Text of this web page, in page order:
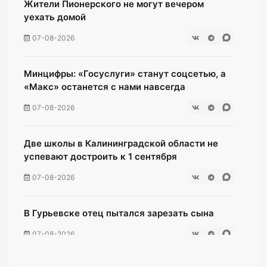
Жители Пионерского не могут вечером
уехать домой
07-08-2026
Минцифры: «Госуслуги» станут соцсетью, а
«Макс» останется с нами навсегда
07-08-2026
Две школы в Калининградской области не
успевают достроить к 1 сентября
07-08-2026
В Гурьевске отец пытался зарезать сына
07-08-2026